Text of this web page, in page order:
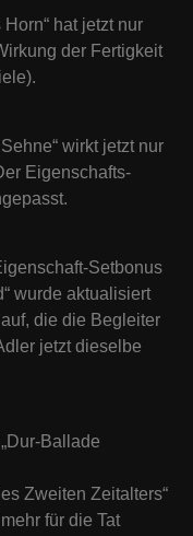
hat jetzt nur
der Fertigkeit
wirkt jetzt nur
Eigenschafts-
Setbonus
wurde aktualisiert
die die Begleiter
jetzt dieselbe
Ballade
Zweiten Zeitalters“
für die Tat